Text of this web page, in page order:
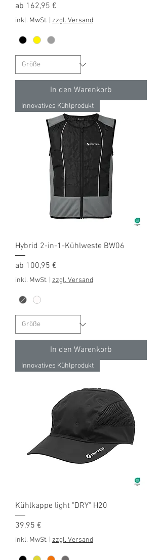
ab 162,95 €
Sale-Preis
inkl. MwSt. zzgl. Versand
In den Warenkorb
Innovatives Kühlprodukt
Hybrid 2-in-1-Kühlweste BW06
ab 100,95 €
Sale-Preis
inkl. MwSt. zzgl. Versand
In den Warenkorb
Innovatives Kühlprodukt
Kühlkappe light "DRY" H20
Preis
39,95 €
inkl. MwSt. zzgl. Versand